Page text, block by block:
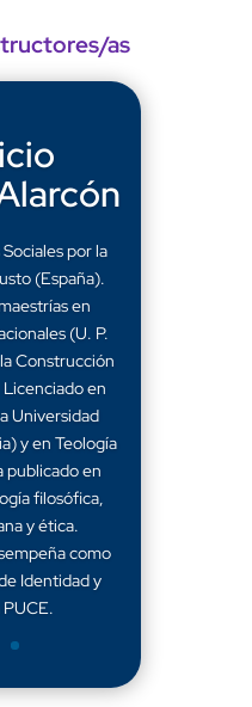
as
por la
(España).
en
(U. P.
Construcción
en
Universidad
y en Teología
publicado en
filosófica,
y ética.
como
Identidad y